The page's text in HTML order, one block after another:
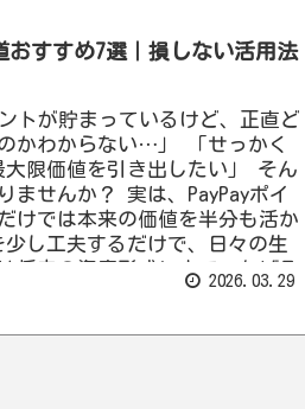
おすすめ7選｜損しない活用法
トが貯まっているけど、正直ど
かわからない…」 「せっかく
大限価値を引き出したい」 そん
ませんか？ 実は、PayPayポイ
けでは本来の価値を半分も活か
し工夫するだけで、日々の生
将来の資産形成にまでつなげる
2026.03.29